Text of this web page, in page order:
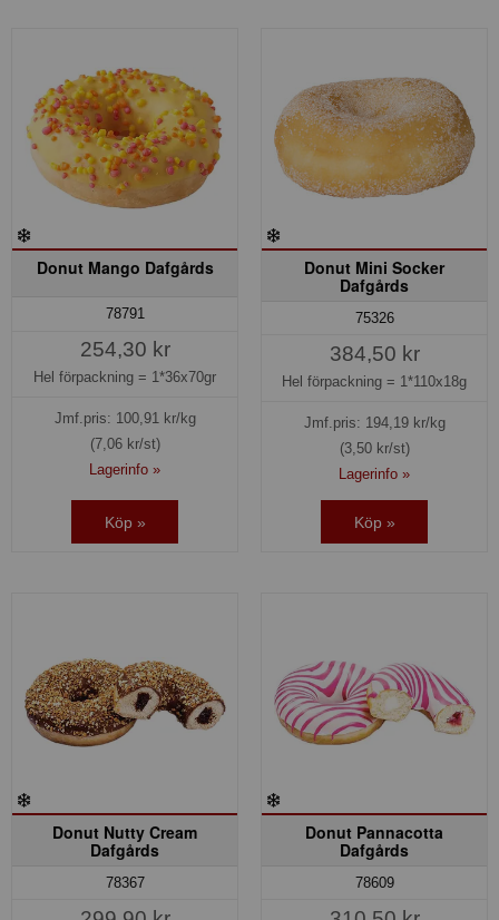
Donut Mango Dafgårds
78791
254,30 kr
Hel förpackning = 1*36x70gr
Jmf.pris: 100,91
kr/kg
(7,06 kr/st)
Lagerinfo »
Köp »
Donut Mini Socker
Dafgårds
75326
384,50 kr
Hel förpackning = 1*110x18g
Jmf.pris: 194,19kr/kg
(3,50 kr/st)
Lagerinfo »
Köp »
Donut Nutty Cream
Dafgårds
78367
Donut Pannacotta
Dafgårds
78609